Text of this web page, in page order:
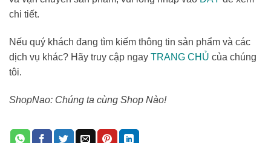
chi tiết.
Nếu quý khách đang tìm kiếm thông tin sản phẩm và các
dịch vụ khác? Hãy truy cập ngay TRANG CHỦ của chúng
tôi.
ShopNao: Chúng ta cùng Shop Nào!